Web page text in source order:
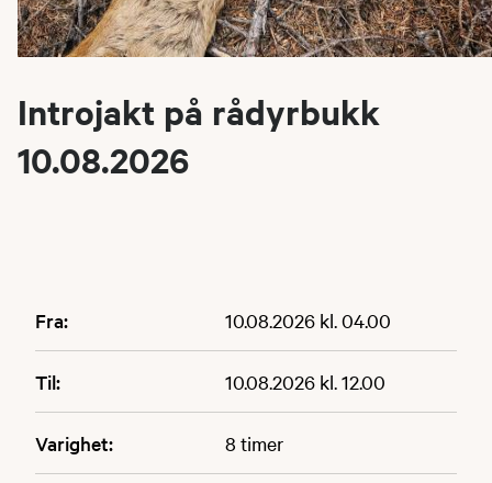
Introjakt på rådyrbukk
10.08.2026
Fra: 10.08.2026 kl. 04.00
Til: 10.08.2026 kl. 12.00
Varighet: 8 timer